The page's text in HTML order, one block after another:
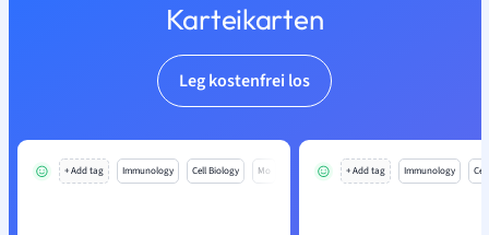
Karteikarten
Leg kostenfrei los
+ Add tag Immunology Cell Biology Mo + Add tag Immunology